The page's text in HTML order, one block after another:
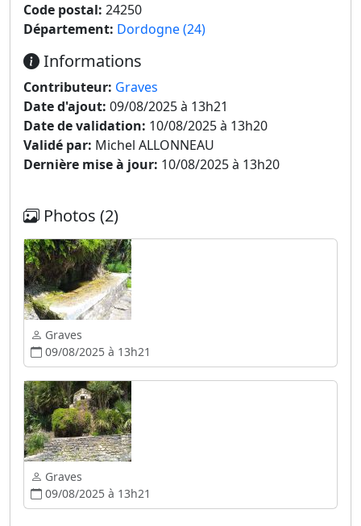
Code postal: 24250
Département: Dordogne (24)
Informations
Contributeur: Graves
Date d'ajout: 09/08/2025 à 13h21
Date de validation: 10/08/2025 à 13h20
Validé par: Michel ALLONNEAU
Dernière mise à jour: 10/08/2025 à 13h20
Photos (2)
Graves
09/08/2025 à 13h21
Graves
09/08/2025 à 13h21